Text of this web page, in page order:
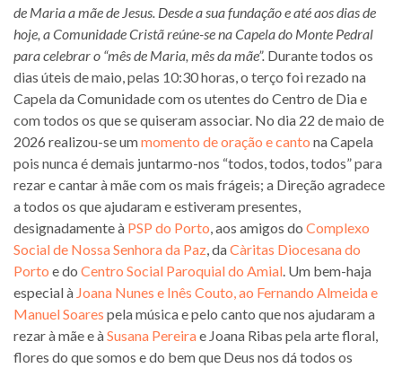
de Maria a mãe de Jesus. Desde a sua fundação e até aos dias de
hoje, a Comunidade Cristã reúne-se na Capela do Monte Pedral
para celebrar o “mês de Maria, mês da mãe”. Durante todos os
dias úteis de maio, pelas 10:30 horas, o terço foi rezado na
Capela da Comunidade com os utentes do Centro de Dia e
com todos os que se quiseram associar. No dia 22 de maio de
2026 realizou-se ummomento de oração e canto na Capela
pois nunca é demais juntarmo-nos “todos, todos, todos” para
rezar e cantar à mãe com os mais frágeis; a Direção agradece
a todos os que ajudaram e estiveram presentes,
designadamente à PSP do Porto, aos amigos do Complexo
Social de Nossa Senhora da Paz, daCàritas Diocesana do
Porto e do Centro Social Paroquial do Amial. Um bem-haja
especial à Joana Nunes e Inês Couto, ao Fernando Almeida e
Manuel Soares pela música e pelo canto que nos ajudaram a
rezar à mãe e àSusana Pereirae Joana Ribas pela arte floral,
flores do que somos e do bem que Deus nos dá todos os